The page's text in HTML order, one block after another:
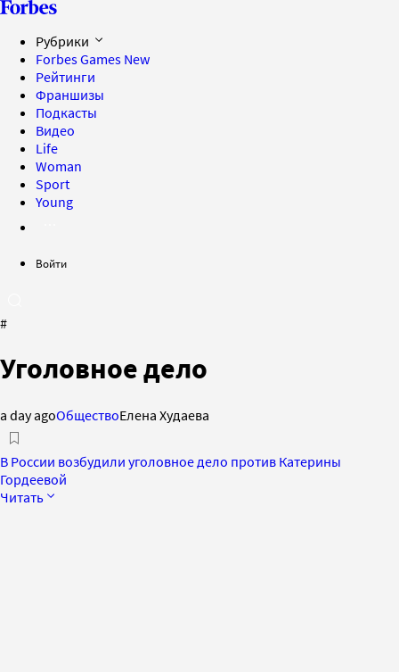
Рубрики
Forbes Games New
Рейтинги
Франшизы
Подкасты
Видео
Life
Woman
Sport
Young
Войти
#
Уголовное дело
a day agoОбществоЕлена Худаева
В России возбудили уголовное дело против Катерины
Гордеевой
Читать